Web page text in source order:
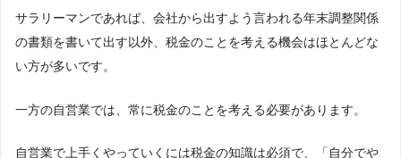
サラリーマンであれば、会社から出すよう言われる年末調整関係
の書類を書いて出す以外、税金のことを考える機会はほとんどな
い方が多いです。
一方の自営業では、常に税金のことを考える必要があります。
自営業で上手くやっていくには税金の知識は必須で、「自分でや